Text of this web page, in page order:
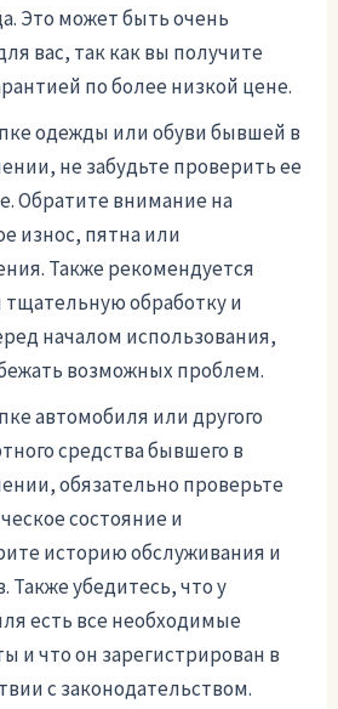
Это может быть очень
вас, так как вы получите
по более низкой цене.
одежды или обуви бывшей в
не забудьте проверить ее
Обратите внимание на
износ, пятна или
Также рекомендуется
тщательную обработку и
началом использования,
возможных проблем.
автомобиля или другого
средства бывшего в
обязательно проверьте
состояние и
историю обслуживания и
Также убедитесь, что у
есть все необходимые
и что он зарегистрирован в
с законодательством.